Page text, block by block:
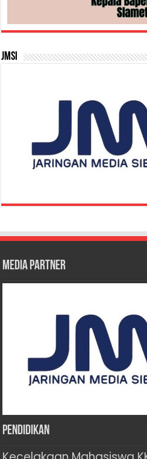
JMSI
Media Partner
Pendidikan